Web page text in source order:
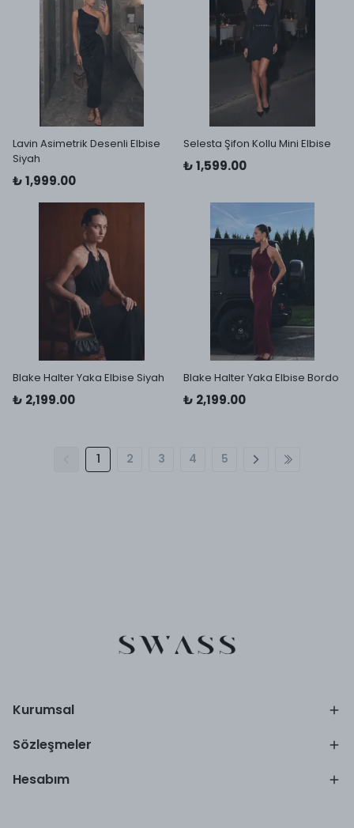
Lavin Asimetrik Desenli Elbise
Siyah
₺ 1,999.00
Selesta Şifon Kollu Mini Elbise
₺ 1,599.00
Blake Halter Yaka Elbise Siyah
₺ 2,199.00
Blake Halter Yaka Elbise Bordo
₺ 2,199.00
1 2 3 4 5
Kurumsal
Sözleşmeler
Hesabım